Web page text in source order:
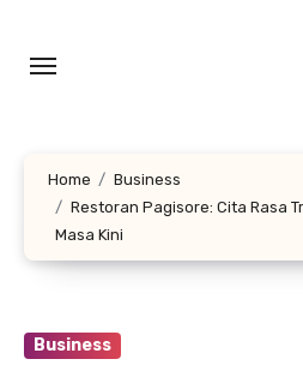
content
Home
Business
Restoran Pagisore: Cita Rasa
Masa Kini
Business